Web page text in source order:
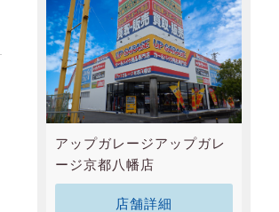
アップガレージアップガレ
ージ京都八幡店
店舗詳細